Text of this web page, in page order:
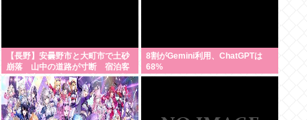
【長野】安曇野市と大町市で土砂
崩落 山中の道路が寸断 宿泊客
や登山客など計400人近くが孤立
か 土石流で橋が流されたとの情
報も
8割がGemini利用、ChatGPTは
68%